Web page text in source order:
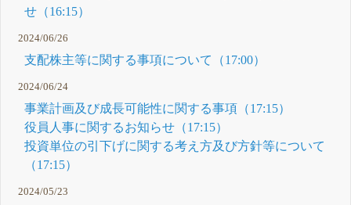
せ（16:15）
2024/06/26
支配株主等に関する事項について（17:00）
2024/06/24
事業計画及び成長可能性に関する事項（17:15）
役員人事に関するお知らせ（17:15）
投資単位の引下げに関する考え方及び方針等について
（17:15）
2024/05/23